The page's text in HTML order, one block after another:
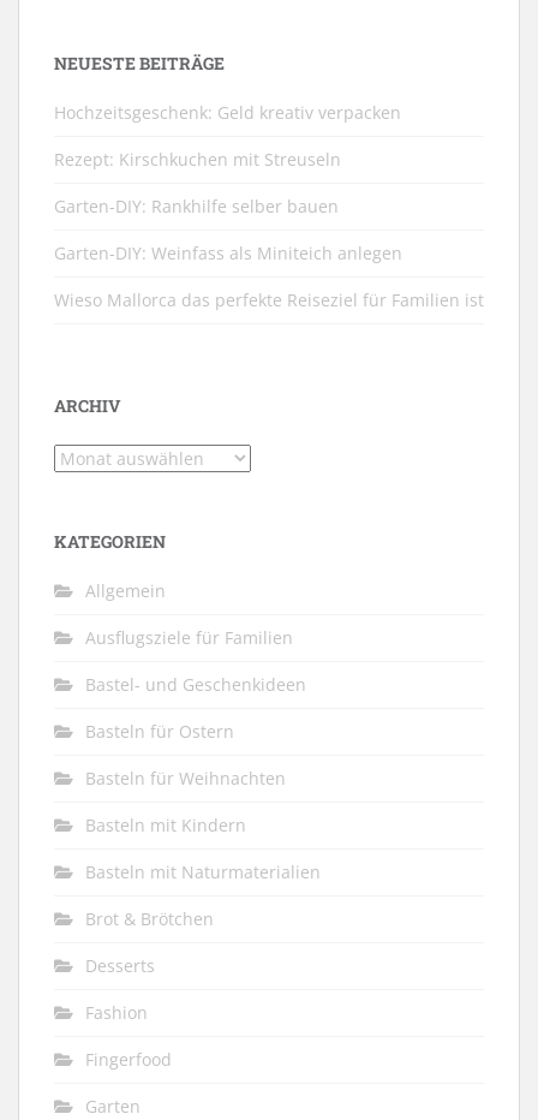
NEUESTE BEITRÄGE
Hochzeitsgeschenk: Geld kreativ verpacken
Rezept: Kirschkuchen mit Streuseln
Garten-DIY: Rankhilfe selber bauen
Garten-DIY: Weinfass als Miniteich anlegen
Wieso Mallorca das perfekte Reiseziel für Familien ist
ARCHIV
Archiv
KATEGORIEN
Allgemein
Ausflugsziele für Familien
Bastel- und Geschenkideen
Basteln für Ostern
Basteln für Weihnachten
Basteln mit Kindern
Basteln mit Naturmaterialien
Brot & Brötchen
Desserts
Fashion
Fingerfood
Garten